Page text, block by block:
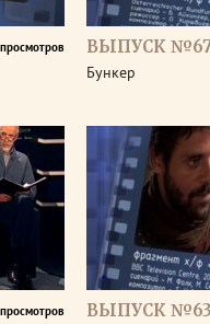
ВЫПУСК
Бункер
ВЫПУСК